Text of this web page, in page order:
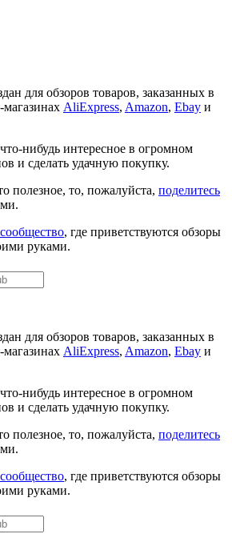
для обзоров товаров, заказанных в
AliExpress, Amazon, Ebay и
нибудь интересное в огромном
и сделать удачную покупку.
полезное, то, пожалуйста, поделитесь
, где приветствуются обзоры
руками.
для обзоров товаров, заказанных в
AliExpress, Amazon, Ebay и
нибудь интересное в огромном
и сделать удачную покупку.
полезное, то, пожалуйста, поделитесь
, где приветствуются обзоры
руками.